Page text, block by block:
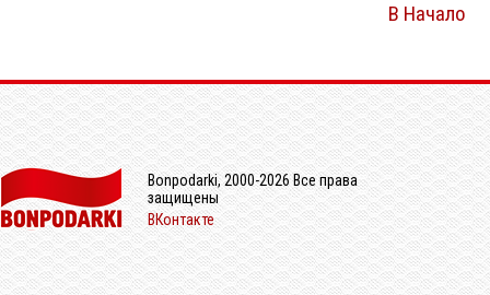
В Начало
Bonpodarki, 2000-2026 Все права
защищены
ВКонтакте